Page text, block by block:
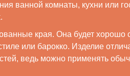
ванной комнаты, кухни или
края. Она будет хорошо
или барокко. Изделие
ведь можно применять